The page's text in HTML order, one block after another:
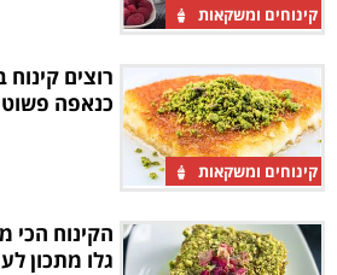
קינוחים ומשקאות
קינוחים ומשקאות
רוצים קינוח
כנאפה
הקינוח
גלו מתכון